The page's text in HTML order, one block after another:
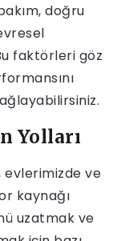
doğru
faktörleri göz
Yolları
ve
kaynağı
uzatmak ve